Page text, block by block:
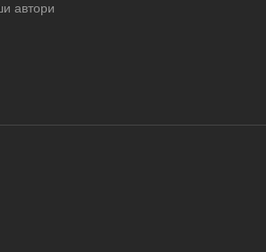
автори